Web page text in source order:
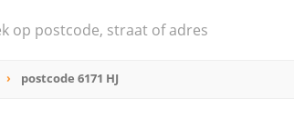
postcode 6171 HJ